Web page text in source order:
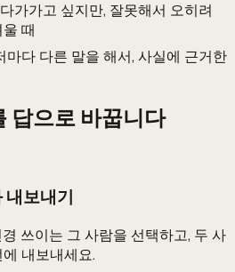
가가고 싶지만, 잘못해서 오히려
때
마다 다른 말을 해서, 사실에 근거한
답으로 바꿉니다
내보내기
쓰이는 그 사람을 선택하고, 두 사
내보내세요.